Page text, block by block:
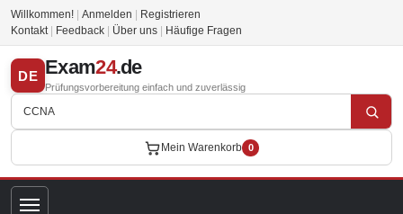
Willkommen! Anmelden
Registrieren
Kontakt
Feedback Über uns Häufige Fragen
DE Exam24.de
Prüfungsvorbereitung einfach und zuverlässig
Mein Warenkorb 0